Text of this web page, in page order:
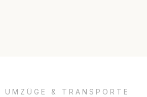
UMZÜGE & TRANSPORTE